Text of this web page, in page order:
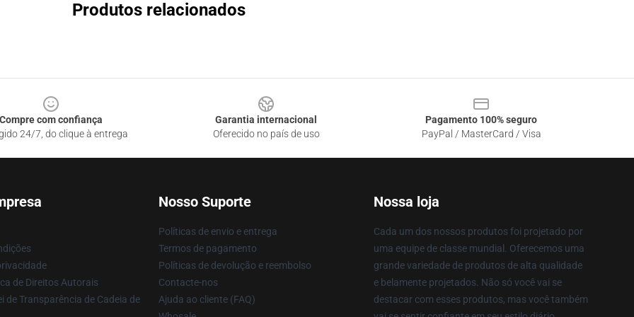
Produtos relacionados
Compre com confiança
24/7, do clique à entrega
Garantia internacional
Oferecido no país de uso
Pagamento 100% seguro
PayPal / MasterCard / Visa
de Direitos Autorais
de Transparência de Cadeia de
Nosso Suporte
Políticas de envio e entrega
Termos de pagamento
Políticas de devolução e reembolso
Contacte-nos
Ajuda ao cliente (FAQ)
Nossa loja
Cada um dos nossos produtos foi projetado por
uma equipe de classe mundial. Oferecemos uma
grande variedade de produtos de alta qualidade
e belamente projetados. Não só você vai se
destacar com esses produtos, mas você também